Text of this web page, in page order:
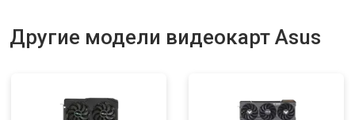
Другие модели видеокарт Asus